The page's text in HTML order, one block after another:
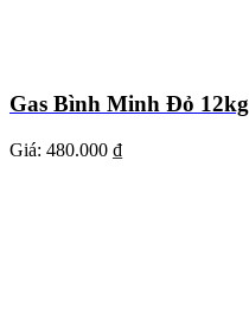
Gas Bình Minh Đỏ 12kg
Giá: 480.000 ₫